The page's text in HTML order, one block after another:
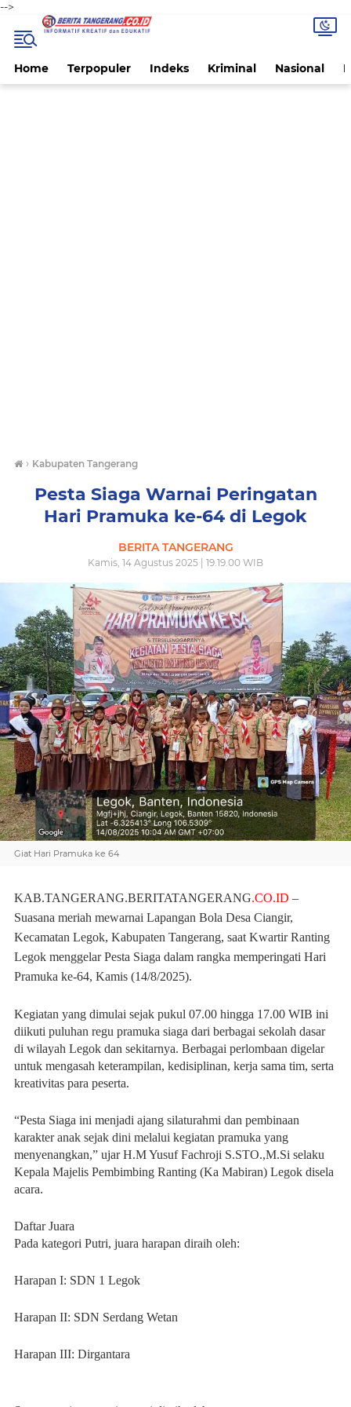
-->
Home Terpopuler Indeks Kriminal Nasional
› Kabupaten Tangerang
Pesta Siaga Warnai Peringatan
Hari Pramuka ke-64 di Legok
BERITA TANGERANG
Kamis, 14 Agustus 2025 | 19.19.00 WIB
Giat Hari Pramuka ke 64
KAB.TANGERANG.BERITATANGERANG.CO.ID –
Suasana meriah mewarnai Lapangan Bola Desa Ciangir,
Kecamatan Legok, Kabupaten Tangerang, saat Kwartir Ranting
Legok menggelar Pesta Siaga dalam rangka memperingati Hari
Pramuka ke-64, Kamis (14/8/2025).
Kegiatan yang dimulai sejak pukul 07.00 hingga 17.00 WIB ini
diikuti puluhan regu pramuka siaga dari berbagai sekolah dasar
di wilayah Legok dan sekitarnya. Berbagai perlombaan digelar
untuk mengasah keterampilan, kedisiplinan, kerja sama tim, serta
kreativitas para peserta.
“Pesta Siaga ini menjadi ajang silaturahmi dan pembinaan
karakter anak sejak dini melalui kegiatan pramuka yang
menyenangkan,” ujar H.M Yusuf Fachroji S.STO.,M.Si selaku
Kepala Majelis Pembimbing Ranting (Ka Mabiran) Legok disela
acara.
Daftar Juara
Pada kategori Putri, juara harapan diraih oleh:
Harapan I: SDN 1 Legok
Harapan II: SDN Serdang Wetan
Harapan III: Dirgantara